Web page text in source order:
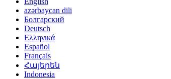
azərbaycan dili
Болгарский
Deutsch
Ελληνικά
Español
Français
Հայերեն
Indonesia